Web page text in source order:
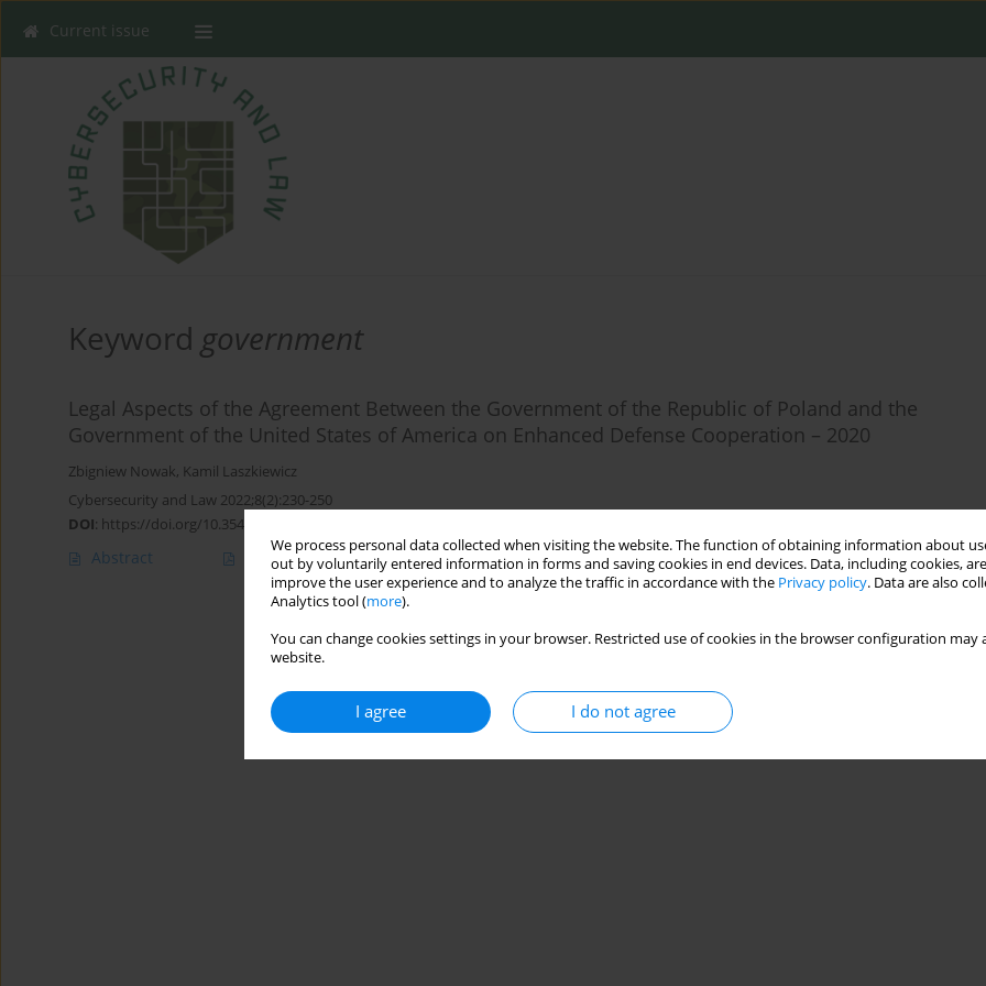
We process personal data collected when visiting the website. The function of obtaining information about
out by voluntarily entered information in forms and saving cookies in end devices. Data, including cookies,
improve the user experience and to analyze the traffic in accordance with the Privacy policy. Data are also
Analytics tool (more).
You can change cookies settings in your browser. Restricted use of cookies in the browser configuration
website.
I agree I do not agree
Current issue
Keyword government
Legal Aspects of the Agreement Between the Government of the Republic of Poland and the
Government of the United States of America on Enhanced Defense Cooperation – 2020
Zbigniew Nowak, Kamil Laszkiewicz
Cybersecurity and Law 2022;8(2):230-250
DOI: https://doi.org/10.35467/cal/157213
Abstract Article(PDF) Stats